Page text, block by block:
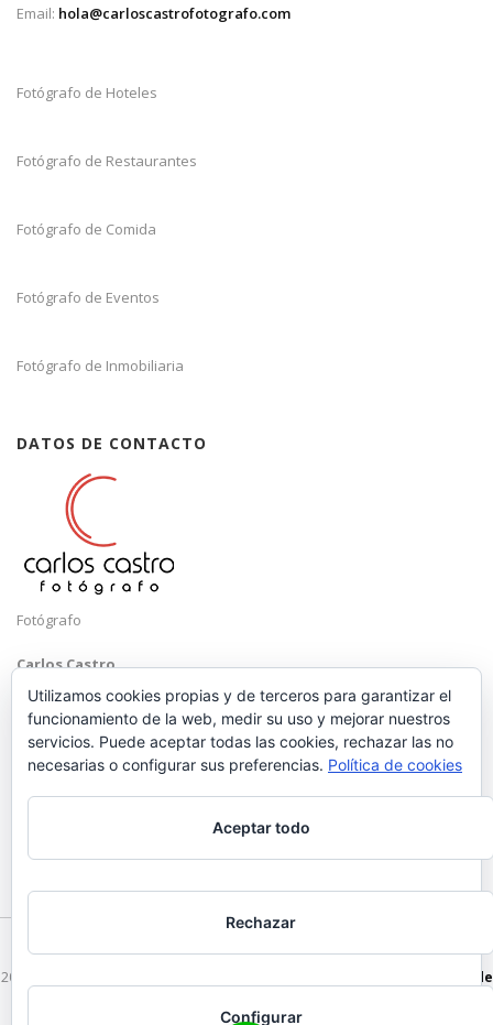
Email: hola@carloscastrofotografo.com
Fotógrafo de Hoteles
Fotógrafo de Restaurantes
Fotógrafo de Comida
Fotógrafo de Eventos
Fotógrafo de Inmobiliaria
DATOS DE CONTACTO
Fotógrafo
Carlos Castro
Málaga
Mobile: +34 652 83 71 98
hola@carloscastrofotografo.com
2026 © Carlos Castro Fotógrafo - hola@carloscastrofotografo.com -
Vídeo de
Utilizamos cookies propias y de terceros para garantizar el
funcionamiento de la web, medir su uso y mejorar nuestros
servicios. Puede aceptar todas las cookies, rechazar las no
necesarias o configurar sus preferencias. Política de cookies
Aceptar todo
Rechazar
Configurar